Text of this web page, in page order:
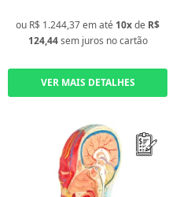
ou R$ 1.244,37em até 10xde R$
124,44 sem juros no cartão
VER MAIS DETALHES